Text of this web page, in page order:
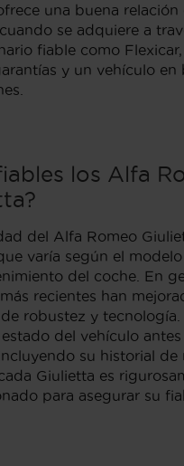
una buena
se adquiere a
fiable como
y un vehículo en
los Alfa
del Alfa Romeo
varía según el
del coche. En
recientes han
robustez y tecnología.
del vehículo
su historial de
Giulietta es
para asegurar su